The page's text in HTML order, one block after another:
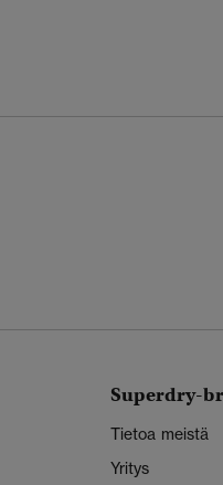
Superdry-
Tietoa meistä
Yritys